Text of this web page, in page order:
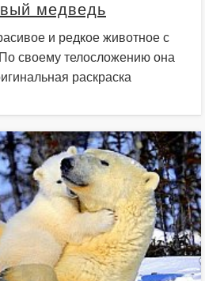
медведь
и редкое животное с
своему телосложению она
раскраска